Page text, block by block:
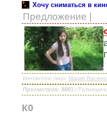
Хочу сниматься в
Предложение |
Контактное лицо: Мария
Просмотров: 8881 |
К0